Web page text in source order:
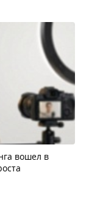
вошел в